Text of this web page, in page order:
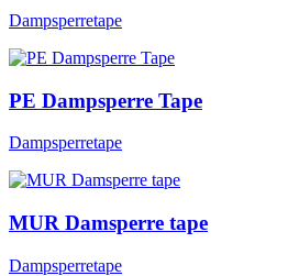
Dampsperretape
PE Dampsperre Tape
Dampsperretape
MUR Damsperre tape
Dampsperretape